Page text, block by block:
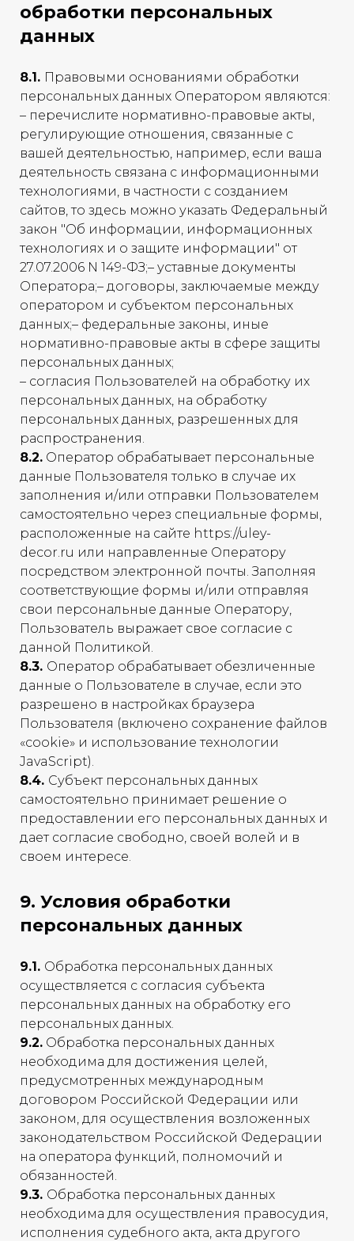
обработки персональных
данных
8.1. Правовыми основаниями обработки
персональных данных Оператором являются:
– перечислите нормативно-правовые акты,
регулирующие отношения, связанные с
вашей деятельностью, например, если ваша
деятельность связана с информационными
технологиями, в частности с созданием
сайтов, то здесь можно указать Федеральный
закон "Об информации, информационных
технологиях и о защите информации" от
27.07.2006 N 149-ФЗ;– уставные документы
Оператора;– договоры, заключаемые между
оператором и субъектом персональных
данных;– федеральные законы, иные
нормативно-правовые акты в сфере защиты
персональных данных;
– согласия Пользователей на обработку их
персональных данных, на обработку
персональных данных, разрешенных для
распространения.
8.2. Оператор обрабатывает персональные
данные Пользователя только в случае их
заполнения и/или отправки Пользователем
самостоятельно через специальные формы,
расположенные на сайте https://uley-
decor.ru или направленные Оператору
посредством электронной почты. Заполняя
соответствующие формы и/или отправляя
свои персональные данные Оператору,
Пользователь выражает свое согласие с
данной Политикой.
8.3. Оператор обрабатывает обезличенные
данные о Пользователе в случае, если это
разрешено в настройках браузера
Пользователя (включено сохранение файлов
«cookie» и использование технологии
JavaScript).
8.4. Субъект персональных данных
самостоятельно принимает решение о
предоставлении его персональных данных и
дает согласие свободно, своей волей и в
своем интересе.
9. Условия обработки
персональных данных
9.1. Обработка персональных данных
осуществляется с согласия субъекта
персональных данных на обработку его
персональных данных.
9.2. Обработка персональных данных
необходима для достижения целей,
предусмотренных международным
договором Российской Федерации или
законом, для осуществления возложенных
законодательством Российской Федерации
на оператора функций, полномочий и
обязанностей.
9.3. Обработка персональных данных
необходима для осуществления правосудия,
исполнения судебного акта, акта другого